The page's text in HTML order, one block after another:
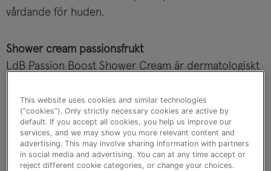
vårdande för huden.
Shower cream passionsfrukt
LdB Passion Boost Shower Cream är dermatologiskt
testad och passar alla hudtyper. Den är helt vegansk
och certifierad av Vegan Society. Duschkrämen
tillverkas lokalt i Falun.
This website uses cookies and similar technologies
(“cookies”). Only strictly necessary cookies are active by
default. If you accept all cookies, you help us improve our
services, and we may show you more relevant content and
advertising. This may involve sharing information with partners
in social media and advertising. You can at any time accept or
reject different cookie categories, or change your choices.